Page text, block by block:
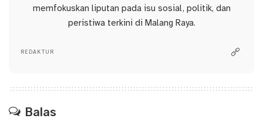
memfokuskan liputan pada isu sosial, politik, dan
peristiwa terkini di Malang Raya.
REDAKTUR
Balas